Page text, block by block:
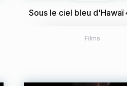
Sous le ciel bleu d'Hawaï
Films